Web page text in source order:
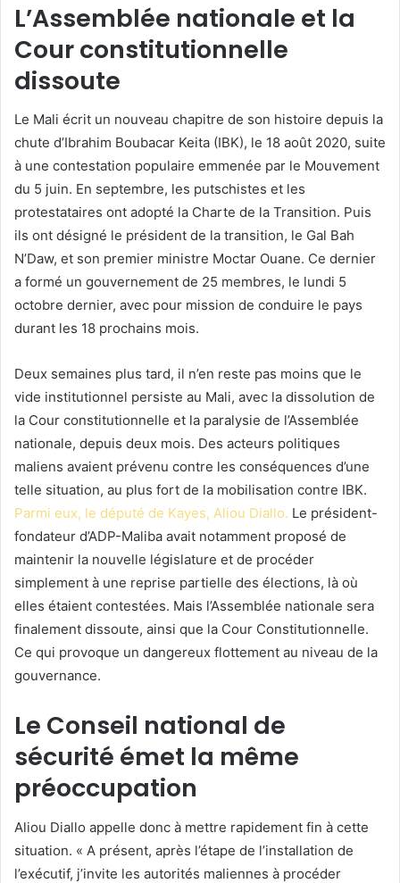
L’Assemblée nationale et la
Cour constitutionnelle
dissoute
Le Mali écrit un nouveau chapitre de son histoire depuis la
chute d’Ibrahim Boubacar Keita (IBK), le 18 août 2020, suite
à une contestation populaire emmenée par le Mouvement
du 5 juin. En septembre, les putschistes et les
protestataires ont adopté la Charte de la Transition. Puis
ils ont désigné le président de la transition, le Gal Bah
N’Daw, et son premier ministre Moctar Ouane. Ce dernier
a formé un gouvernement de 25 membres, le lundi 5
octobre dernier, avec pour mission de conduire le pays
durant les 18 prochains mois.
Deux semaines plus tard, il n’en reste pas moins que le
vide institutionnel persiste au Mali, avec la dissolution de
la Cour constitutionnelle et la paralysie de l’Assemblée
nationale, depuis deux mois. Des acteurs politiques
maliens avaient prévenu contre les conséquences d’une
telle situation, au plus fort de la mobilisation contre IBK.
Parmi eux, le député de Kayes, Aliou Diallo. Le président-
fondateur d’ADP-Maliba avait notamment proposé de
maintenir la nouvelle législature et de procéder
simplement à une reprise partielle des élections, là où
elles étaient contestées. Mais l’Assemblée nationale sera
finalement dissoute, ainsi que la Cour Constitutionnelle.
Ce qui provoque un dangereux flottement au niveau de la
gouvernance.
Le Conseil national de
sécurité émet la même
préoccupation
Aliou Diallo appelle donc à mettre rapidement fin à cette
situation. « A présent, après l’étape de l’installation de
l’exécutif, j’invite les autorités maliennes à procéder